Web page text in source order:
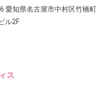
愛知県名古屋市中村区竹橋町
ル2F
ス